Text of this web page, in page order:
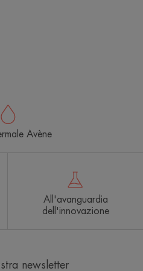
Avène
All'avanguardia
dell'innovazione
newsletter